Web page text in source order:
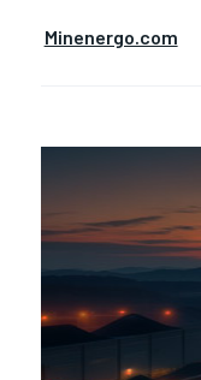
Minenergo.com